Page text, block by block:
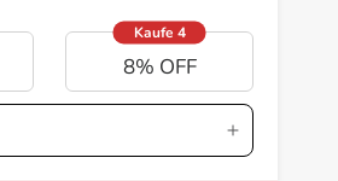
Kaufe 4
8% OFF